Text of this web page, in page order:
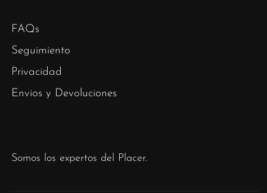
FAQs
Seguimiento
Privacidad
Envios y Devoluciones
Somos los expertos del Placer.